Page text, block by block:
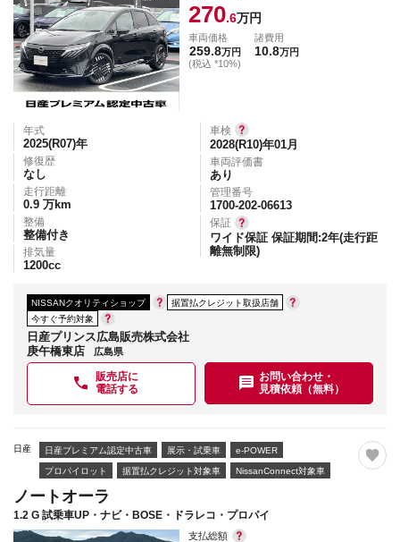
270.6万円
車両価格
259.8万円
(税込 *10%)
諸費用
10.8万円
年式
2025(R07)年
修復歴
なし
走行距離
0.9 万km
整備
整備付き
排気量
1200cc
車検
2028(R10)年01月
車両評価書
あり
管理番号
1700-202-06613
保証
ワイド保証 保証期間:2年(走行距
離無制限)
NISSANクオリティショップ
据置払クレジット取扱店舗
今すぐ予約対象
日産プリンス広島販売株式会社
庚午橋東店
広島県
販売店に
電話する
お問い合わせ・
見積依頼（無料）
日産 日産プレミアム認定中古車 展示・試乗車 e-POWER
プロパイロット 据置払クレジット対象車 NissanConnect対象車
ノートオーラ
1.2 G 試乗車UP・ナビ・BOSE・ドラレコ・プロパイ
支払総額